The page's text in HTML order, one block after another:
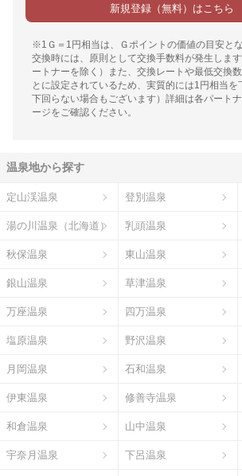
新規登録（無料）はこちら
※1Ｇ＝1円相当は、Ｇポイントの価値の目安と
交換時には、原則として交換手数料が発生しま
ートナーを除く）また、交換レートや最低交換
とに設定されているため、実質的には1円相当を
下回らない場合もございます）詳細は各パート
ージをご確認ください。
温泉地から探す
定山渓温泉 登別温泉
湯の川温泉（北海道） 乳頭温泉
秋保温泉 東山温泉
銀山温泉 草津温泉
万座温泉 四万温泉
塩原温泉 野沢温泉
月岡温泉 石和温泉
伊東温泉 修善寺温泉
和倉温泉 山中温泉
宇奈月温泉 下呂温泉